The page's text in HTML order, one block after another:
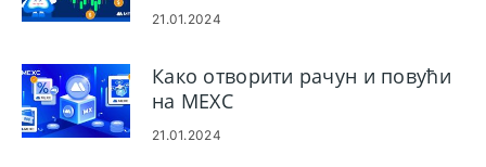
21.01.2024
Како отворити рачун и повући
на MEXC
21.01.2024